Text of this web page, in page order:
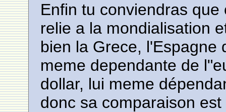
Enfin tu conviendras
relie a la mondialisation
bien la Grece, l'Espagne
meme dependante de
dollar, lui meme
donc sa comparaison est